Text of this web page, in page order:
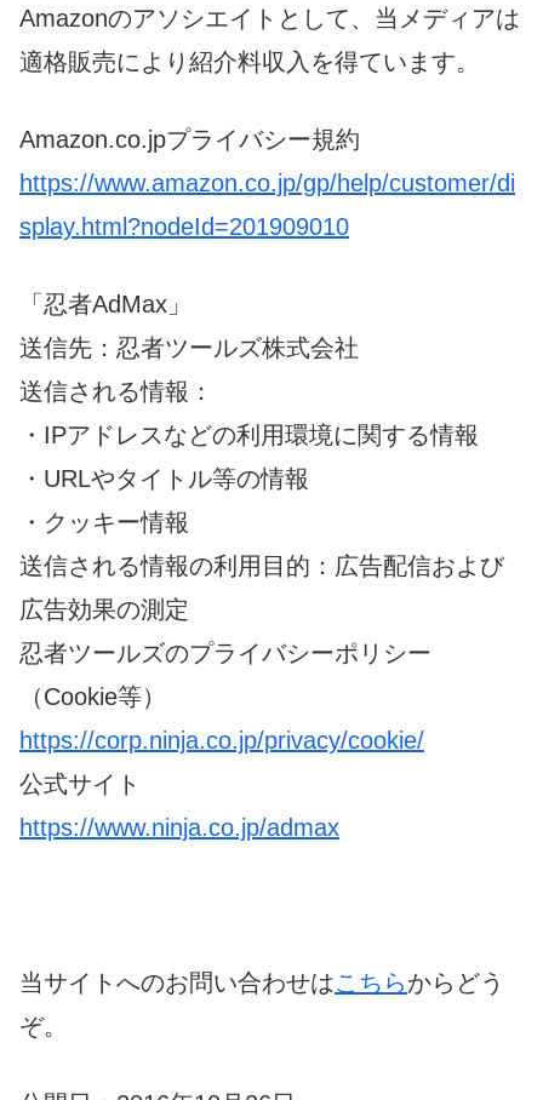
Amazonのアソシエイトとして、当メディアは
適格販売により紹介料収入を得ています。
Amazon.co.jpプライバシー規約
https://www.amazon.co.jp/gp/help/customer/di
splay.html?nodeId=201909010
「忍者AdMax」
送信先：忍者ツールズ株式会社
送信される情報：
・IPアドレスなどの利用環境に関する情報
・URLやタイトル等の情報
・クッキー情報
送信される情報の利用目的：広告配信および
広告効果の測定
忍者ツールズのプライバシーポリシー
（Cookie等）
https://corp.ninja.co.jp/privacy/cookie/
公式サイト
https://www.ninja.co.jp/admax
当サイトへのお問い合わせはこちらからどう
ぞ。